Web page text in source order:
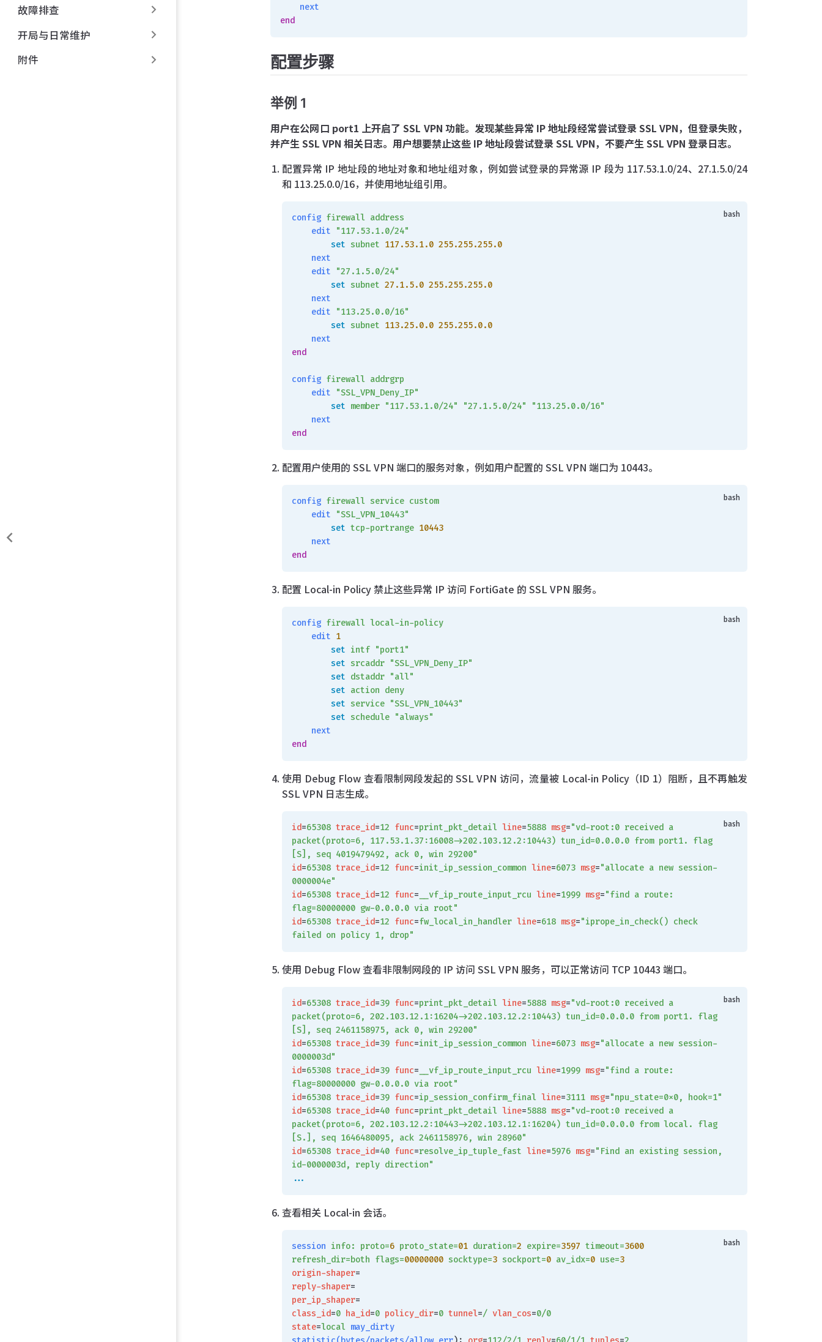
故障排查
开局与日常维护
附件
    next
end
配置步骤
举例 1
用户在公网口 port1 上开启了 SSL VPN 功能。发现某些异常 IP 地址段经常尝试登录 SSL VPN，但登录失败，
并产生 SSL VPN 相关日志。用户想要禁止这些 IP 地址段尝试登录 SSL VPN，不要产生 SSL VPN 登录日志。
配置异常 IP 地址段的地址对象和地址组对象，例如尝试登录的异常源 IP 段为 117.53.1.0/24、27.1.5.0/24
和 113.25.0.0/16，并使用地址组引用。
config firewall address
    edit
"117.53.1.0/24"
        set
subnet 117.53.1.0 255.255.255.0
    next
    edit
"27.1.5.0/24"
        set
subnet 27.1.5.0 255.255.255.0
    next
    edit
"113.25.0.0/16"
        set
subnet 113.25.0.0 255.255.0.0
    next
end
config firewall addrgrp
    edit
"SSL_VPN_Deny_IP"
        set
member "117.53.1.0/24" "27.1.5.0/24"
"113.25.0.0/16"
    next
end
配置用户使用的 SSL VPN 端口的服务对象，例如用户配置的 SSL VPN 端口为 10443。
config firewall service custom
    edit
"SSL_VPN_10443"
        set
tcp-portrange 10443
    next
end
配置 Local-in Policy 禁止这些异常 IP 访问 FortiGate 的 SSL VPN 服务。
config firewall local-in-policy
    edit
1
        set
intf "port1"
        set
srcaddr "SSL_VPN_Deny_IP"
        set
dstaddr "all"
        set
action deny
        set
service "SSL_VPN_10443"
        set
schedule "always"
    next
end
使用 Debug Flow 查看限制网段发起的 SSL VPN 访问，流量被 Local-in Policy（ID 1）阻断，且不再触发
SSL VPN 日志生成。
id=65308 trace_id=12 func=print_pkt_detail line=5888 msg="vd-root:0 received a
packet(proto=6, 117.53.1.37:16008->202.103.12.2:10443) tun_id=0.0.0.0 from port1. flag
[S], seq 4019479492, ack 0, win 29200"
id=65308 trace_id=12 func=init_ip_session_common line=6073 msg="allocate a new session-
0000004e"
id=65308 trace_id=12 func= __vf_ip_route_input_rcu line=1999 msg="find a route:
flag=80000000 gw-0.0.0.0 via root"
id=65308 trace_id=12 func=fw_local_in_handler line=618 msg="iprope_in_check() check
failed on policy 1, drop"
使用 Debug Flow 查看非限制网段的 IP 访问 SSL VPN 服务，可以正常访问 TCP 10443 端口。
id=65308 trace_id=39 func=print_pkt_detail line=5888 msg="vd-root:0 received a
packet(proto=6, 202.103.12.1:16204->202.103.12.2:10443) tun_id=0.0.0.0 from port1. flag
[S], seq 2461158975, ack 0, win 29200"
id=65308 trace_id=39 func=init_ip_session_common line=6073 msg="allocate a new session-
0000003d"
id=65308 trace_id=39 func= __vf_ip_route_input_rcu line=1999 msg="find a route:
flag=80000000 gw-0.0.0.0 via root"
id=65308 trace_id=39 func=ip_session_confirm_final line=3111 msg="npu_state=0x0, hook=1"
id=65308 trace_id=40 func=print_pkt_detail line=5888 msg="vd-root:0 received a
packet(proto=6, 202.103.12.2:10443->202.103.12.1:16204) tun_id=0.0.0.0 from local. flag
[S.], seq 1646480095, ack 2461158976, win 28960"
id=65308 trace_id=40 func=resolve_ip_tuple_fast line=5976 msg="Find an existing session,
id-0000003d, reply direction"
...
查看相关 Local-in 会话。
session info: proto=6 proto_state=01 duration=2 expire=3597 timeout=3600
refresh_dir=both flags=00000000 socktype=3 sockport=0 av_idx=0 use=3
origin-shaper=
reply-shaper=
per_ip_shaper=
class_id=0 ha_id=0 policy_dir=0 tunnel=/ vlan_cos=0/0
state=local may_dirty